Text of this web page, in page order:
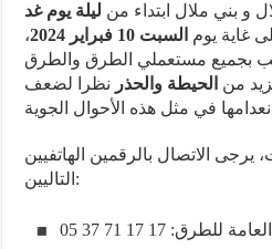
و بني ملال ابتداء من ليلة يوم غد
غاية يوم السبت 10 فبراير 2024
،
بجميع مستعملي الطرق والطرق
من الحيطة والحذر نظرا لضعف
يرجى الاتصال بالرقمين الهاتفيين
التاليين:
17 17 71 37 05